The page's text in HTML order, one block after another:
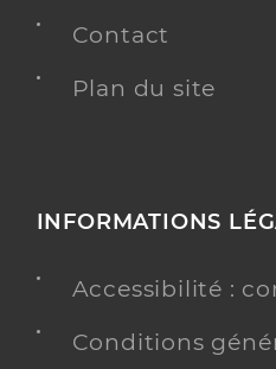
Contact
Plan du site
INFORMATIONS
Accessibilité :
Conditions